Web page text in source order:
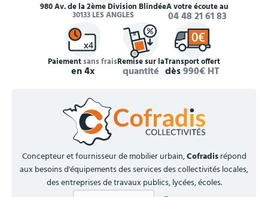
980 Av. de la 2ème Division Blindée
30133 LES ANGLES
À votre écoute au
04 48 21 61 83
Paiementsans frais
en 4x
Remise sur la
quantité
Transport offert
dès990€ HT
Concepteur et fournisseur de mobilier urbain,Cofradisrépond
aux besoins d'équipements des services des collectivités locales,
des entreprises de travaux publics, lycées, écoles.